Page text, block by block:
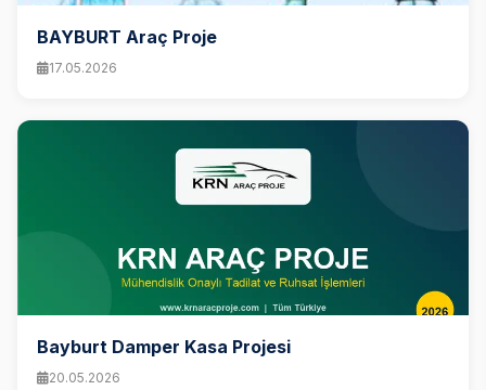
BAYBURT Araç Proje
17.05.2026
Bayburt Damper Kasa Projesi
20.05.2026